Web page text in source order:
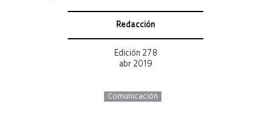
Redacción
Edición 278
abr 2019
Comunicación